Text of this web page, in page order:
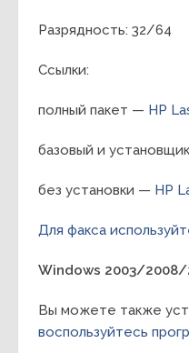
Разрядность: 32/64
Ссылки:
полный пакет — HP
базовый и
без установки — HP
Для факса
Windows 2003/
Вы можете также
воспользуйтесь